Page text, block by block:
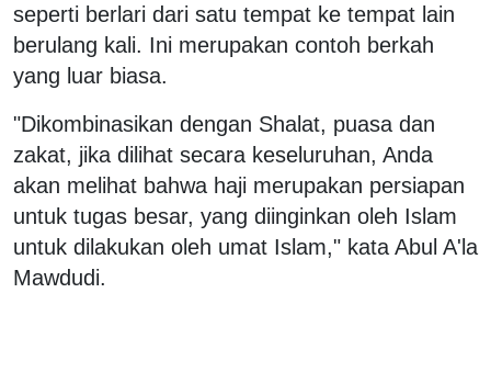
seperti berlari dari satu tempat ke tempat lain
berulang kali. Ini merupakan contoh berkah
yang luar biasa.
"Dikombinasikan dengan Shalat, puasa dan
zakat, jika dilihat secara keseluruhan, Anda
akan melihat bahwa haji merupakan persiapan
untuk tugas besar, yang diinginkan oleh Islam
untuk dilakukan oleh umat Islam," kata Abul A'la
Mawdudi.